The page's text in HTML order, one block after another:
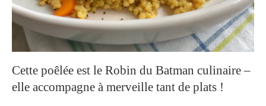
Cette poêlée est le Robin du Batman culinaire –
elle accompagne à merveille tant de plats !